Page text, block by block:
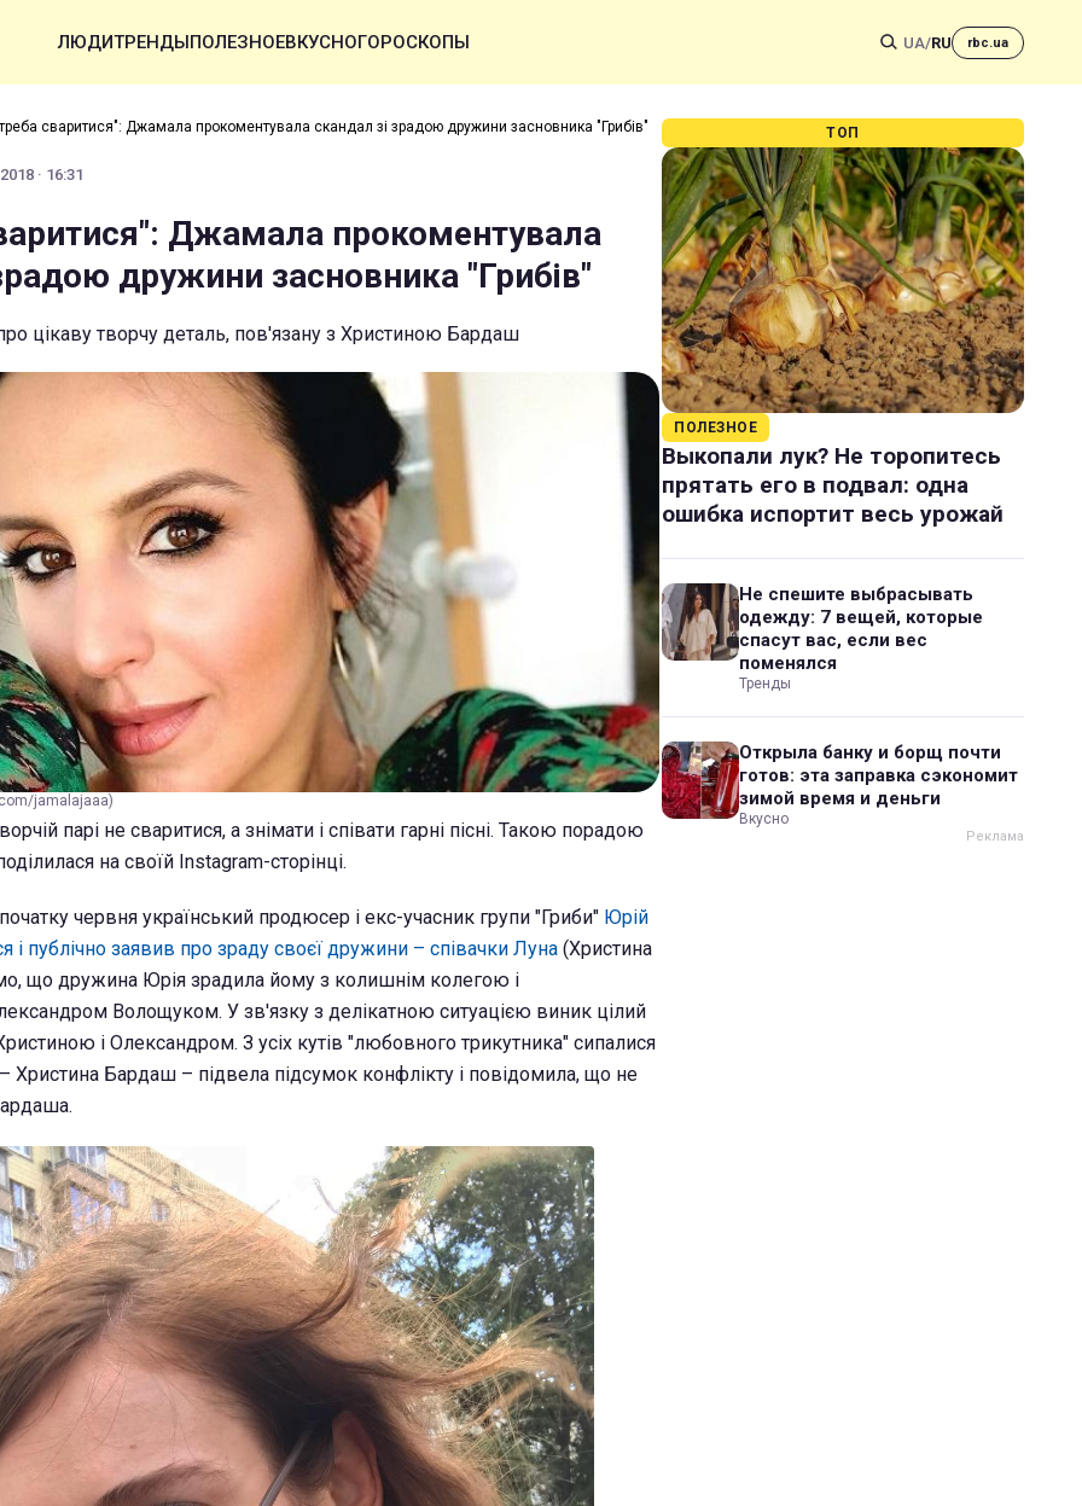
ЛЮДИТРЕНДЫПОЛЕЗНОЕВКУСНОГОРОСКОПЫ UA/RU rbc.ua
сваритися": Джамала прокоментувала скандал зі зрадою дружини засновника "Грибів"
· 16:31
Джамала прокоментувала
дружини засновника "Грибів"
цікаву творчу деталь, пов'язану з Христиною Бардаш
jamalajaaa)
парі не сваритися, а знімати і співати гарні пісні. Такою порадою
на своїй Іnstagram-сторінці.
червня український продюсер і екс-учасник групи "Гриби" Юрій
публічно заявив про зраду своєї дружини – співачки Луна (Христина
що дружина Юрія зрадила йому з колишнім колегою і
Волощуком. У зв'язку з делікатною ситуацією виник цілий
і Олександром. З усіх кутів "любовного трикутника" сипалися
Христина Бардаш – підвела підсумок конфлікту і повідомила, що не
ТОП
ПОЛЕЗНОЕ
Выкопали лук? Не торопитесь
прятать его в подвал: одна
ошибка испортит весь урожай
Не спешите выбрасывать
одежду: 7 вещей, которые
спасут вас, если вес
поменялся
Тренды
Открыла банку и борщ почти
готов: эта заправка сэкономит
зимой время и деньги
Вкусно